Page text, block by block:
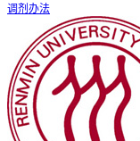
调剂办法